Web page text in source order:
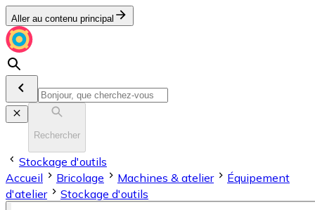
Aller au contenu principal
Rechercher
Stockage d'outils
Accueil
Bricolage Machines & atelier
Équipement
d'atelier
Stockage d'outils